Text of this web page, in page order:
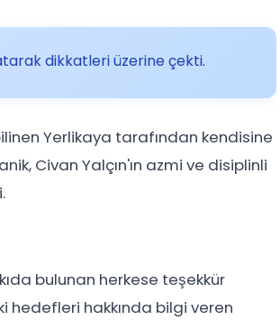
dikkatleri üzerine çekti.
Yerlikaya tarafından kendisine
Civan Yalçın'ın azmi ve disiplinli
bulunan herkese teşekkür
hedefleri hakkında bilgi veren